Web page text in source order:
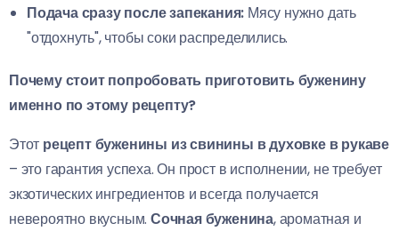
Подача сразу после запекания: Мясу нужно дать
"отдохнуть", чтобы соки распределились.
Почему стоит попробовать приготовить буженину
именно по этому рецепту?
Этот рецепт буженины из свинины в духовке в рукаве
– это гарантия успеха. Он прост в исполнении, не требует
экзотических ингредиентов и всегда получается
невероятно вкусным. Сочная буженина, ароматная и